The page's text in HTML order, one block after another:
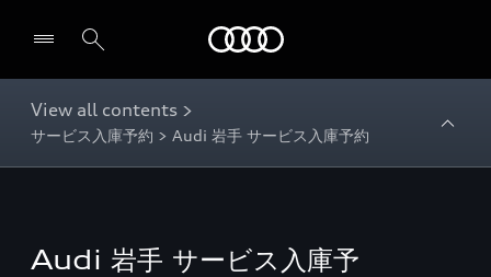
View all contents >
サービス入庫予約 > Audi 岩手 サービス入庫予約
Audi 岩手 サービス入庫予